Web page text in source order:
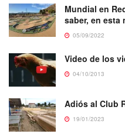
Mundial en
saber, en esta
05/09/2022
Video de los
04/10/2013
Adiós al Club
19/01/2023